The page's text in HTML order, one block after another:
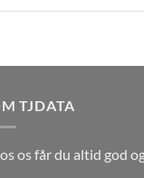
TJDATA
os får du altid god